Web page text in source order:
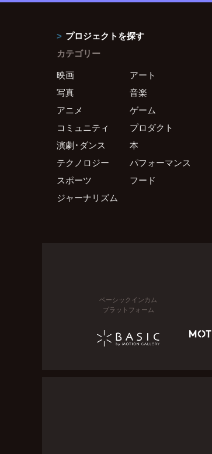
プロジェクトを探す
カテゴリー
映画
アート
写真
音楽
アニメ
ゲーム
コミュニティ
プロダクト
演劇・ダンス
本
テクノロジー
パフォーマンス
スポーツ
フード
ジャーナリズム
ベーシックインカム
プラットフォーム